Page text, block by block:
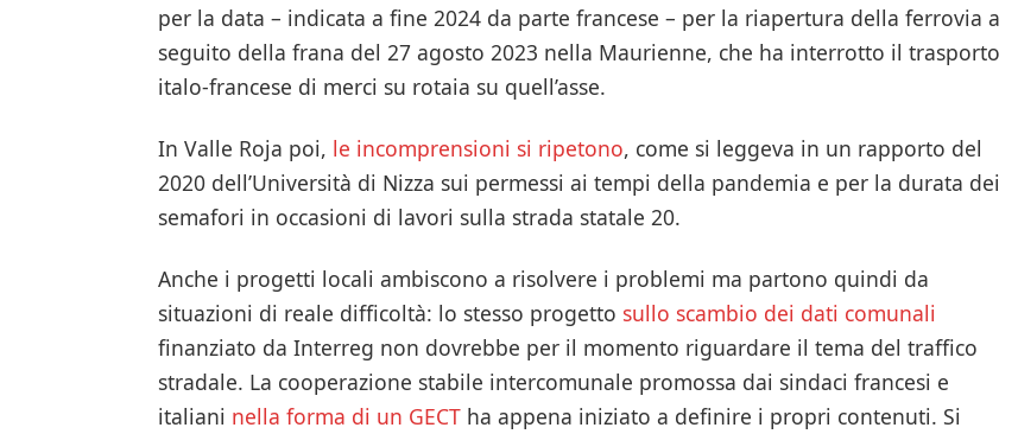
per la data – indicata a fine 2024 da parte francese – per la riapertura della ferrovia a
seguito della frana del 27 agosto 2023 nella Maurienne, che ha interrotto il trasporto
italo-francese di merci su rotaia su quell’asse.
In Valle Roja poi, le incomprensioni si ripetono, come si leggeva in un rapporto del
2020 dell’Università di Nizza sui permessi ai tempi della pandemia e per la durata dei
semafori in occasioni di lavori sulla strada statale 20.
Anche i progetti locali ambiscono a risolvere i problemi ma partono quindi da
situazioni di reale difficoltà: lo stesso progetto sullo scambio dei dati comunali
finanziato da Interreg non dovrebbe per il momento riguardare il tema del traffico
stradale. La cooperazione stabile intercomunale promossa dai sindaci francesi e
italiani nella forma di un GECTha appena iniziato a definire i propri contenuti. Si